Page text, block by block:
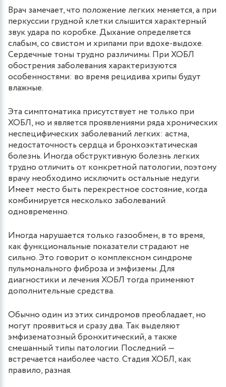
Врач замечает, что положение легких меняется, а при
перкуссии грудной клетки слышится характерный
звук удара по коробке. Дыхание определяется
слабым, со свистом и хрипами при вдохе-выдохе.
Сердечные тоны трудно различимы. При ХОБЛ
обострения заболевания характеризуются
особенностями: во время рецидива хрипы будут
влажные.
Эта симптоматика присутствует не только при
ХОБЛ, но и является проявлениями ряда хронических
неспецифических заболеваний легких: астма,
недостаточность сердца и бронхоэктатическая
болезнь. Иногда обструктивную болезнь легких
трудно отличить от конкретной патологии, поэтому
врачу необходимо исключить остальные недуги.
Имеет место быть перекрестное состояние, когда
комбинируется несколько заболеваний
одновременно.
Иногда нарушается только газообмен, в то время,
как функциональные показатели страдают не
сильно. Это говорит о комплексном синдроме
пульмонального фиброза и эмфиземы. Для
диагностики и лечения ХОБЛ тогда применяют
дополнительные средства.
Обычно один из этих синдромов преобладает, но
могут проявиться и сразу два. Так выделяют
эмфизематозный бронхитический, а также
смешанный типы патологии. Последний —
встречается наиболее часто. Стадия ХОБЛ, как
правило, разная.